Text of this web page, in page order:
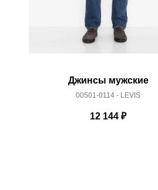
Джинсы мужские
00501-0114 - LEVIS
12 144 ₽